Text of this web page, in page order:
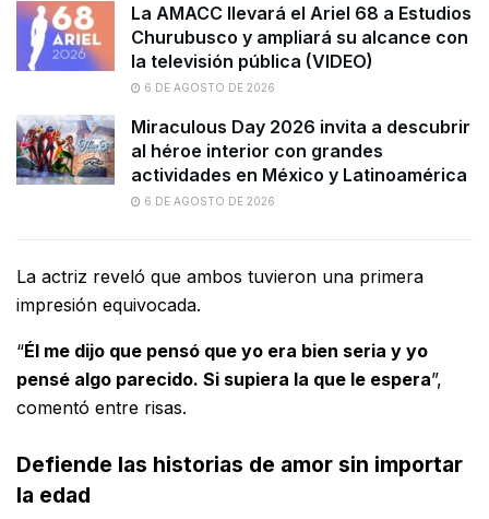
La AMACC llevará el Ariel 68 a Estudios
Churubusco y ampliará su alcance con
la televisión pública (VIDEO)
6 DE AGOSTO DE 2026
Miraculous Day 2026 invita a descubrir
al héroe interior con grandes
actividades en México y Latinoamérica
6 DE AGOSTO DE 2026
La actriz reveló que ambos tuvieron una primera
impresión equivocada.
“Él me dijo que pensó que yo era bien seria y yo
pensé algo parecido. Si supiera la que le espera”,
comentó entre risas.
Defiende las historias de amor sin importar
la edad